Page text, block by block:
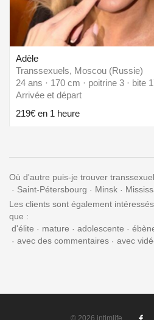
Adèle
Transsexuels, Moscou (Russie)
24 ans · 170 cm · poitrine 3 · bite
Arrivée et départ
219€ en 1 heure
Où d'autre puis-je trouver
Saint-Pétersbourg
Minsk
Les clients sont également
que :
d'élite
mature adolescente
avec des commentaires
avec
© 2026 intimlife